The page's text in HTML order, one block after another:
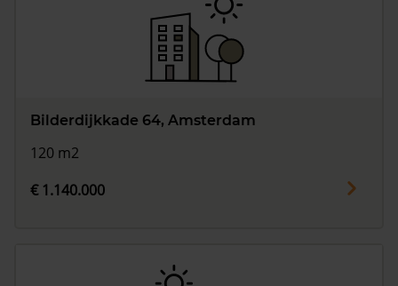
Bilderdijkkade 64, Amsterdam
120 m2
€ 1.140.000